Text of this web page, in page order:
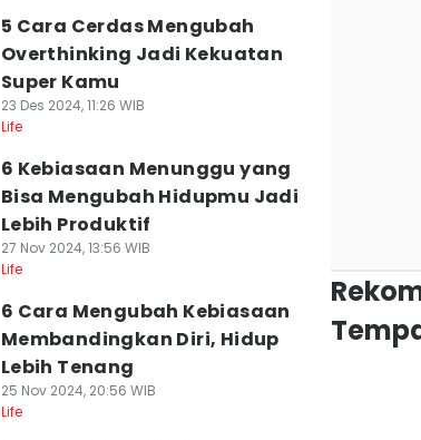
5 Cara Cerdas Mengubah
Overthinking Jadi Kekuatan
Super Kamu
23 Des 2024, 11:26 WIB
Life
6 Kebiasaan Menunggu yang
Bisa Mengubah Hidupmu Jadi
Lebih Produktif
27 Nov 2024, 13:56 WIB
Life
6 Cara Mengubah Kebiasaan
Membandingkan Diri, Hidup
Lebih Tenang
25 Nov 2024, 20:56 WIB
Life